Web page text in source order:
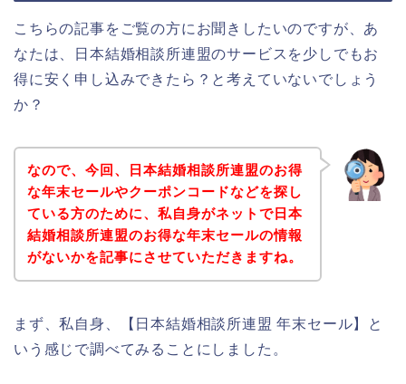
こちらの記事をご覧の方にお聞きしたいのですが、あ
なたは、日本結婚相談所連盟のサービスを少しでもお
得に安く申し込みできたら？と考えていないでしょう
か？
なので、今回、日本結婚相談所連盟のお得
な年末セールやクーポンコードなどを探し
ている方のために、私自身がネットで日本
結婚相談所連盟のお得な年末セールの情報
がないかを記事にさせていただきますね。
まず、私自身、【日本結婚相談所連盟 年末セール】と
いう感じで調べてみることにしました。